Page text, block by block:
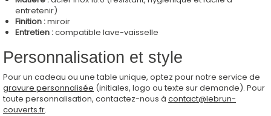
entretenir)
Finition :miroir
Entretien :compatible lave-vaisselle
Personnalisation et style
Pour un cadeau ou une table unique, optez pour notre service de
gravure personnalisée (initiales, logo ou texte sur demande). Pour
toute personnalisation, contactez-nous à contact@lebrun-
couverts.fr.